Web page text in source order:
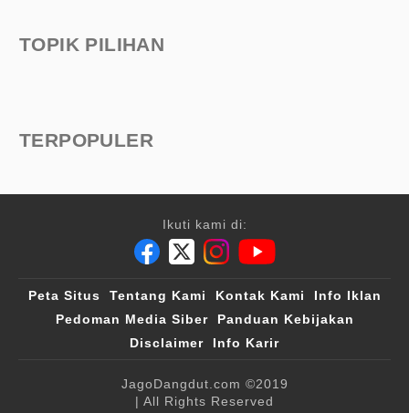
TOPIK PILIHAN
TERPOPULER
Ikuti kami di:
Peta Situs Tentang Kami Kontak Kami
Info Iklan
Pedoman Media Siber
Panduan Kebijakan
Disclaimer
Info Karir
JagoDangdut.com ©2019
| All Rights Reserved